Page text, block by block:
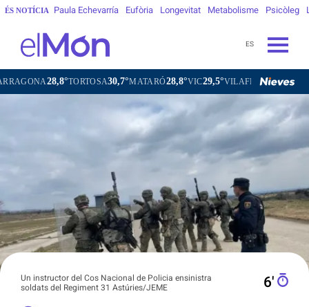
ÉS NOTÍCIA Paula Echevarría Eufòria Longevitat Metabolisme Psicòleg
ES
TORTOSA30,7°MATARÓ28,8°VIC29,5°VILAFRANCA DEL PENEDÈS28,0°
Un instructor del Cos Nacional de Policia ensinistra
soldats del Regiment 31 Astúries/JEME
6′